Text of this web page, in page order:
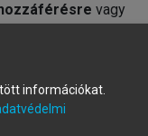
vagy
új fiókot.
információkat.